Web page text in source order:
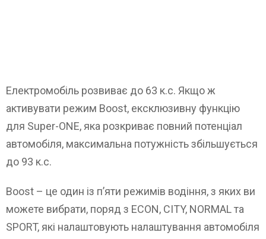
Електромобіль розвиває до 63 к.с. Якщо ж
активувати режим Boost, ексклюзивну функцію
для Super-ONE, яка розкриває повний потенціал
автомобіля, максимальна потужність збільшується
до 93 к.с.
Boost – це один із п’яти режимів водіння, з яких ви
можете вибрати, поряд з ECON, CITY, NORMAL та
SPORT, які налаштовують налаштування автомобіля